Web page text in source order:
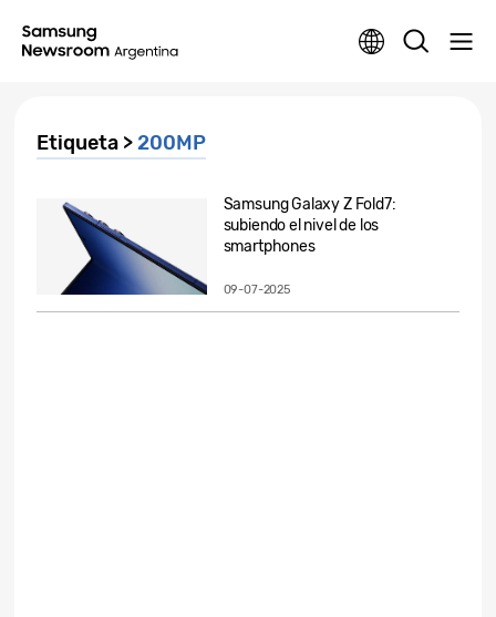
Etiqueta >200MP
Samsung Galaxy Z Fold7:
subiendo el nivel de los
smartphones
09-07-2025